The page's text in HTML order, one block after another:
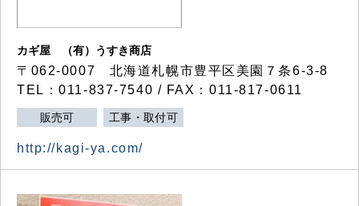
カギ屋 （有）うすき商店
〒062-0007 北海道札幌市豊平区美園７条6-3-8
TEL：011-837-7540 / FAX：011-817-0611
販売可 工事・取付可
http://kagi-ya.com/